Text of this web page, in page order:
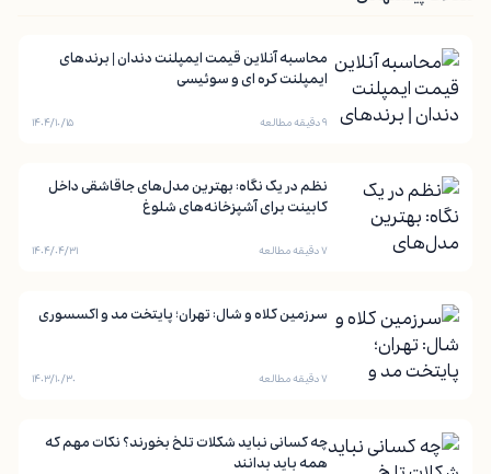
محاسبه آنلاین قیمت ایمپلنت دندان | برندهای
ایمپلنت کره ای و سوئیسی
۹ دقیقه مطالعه ۱۴۰۴/۱۰/۱۵
نظم در یک نگاه: بهترین مدل‌های جاقاشقی داخل
کابینت برای آشپزخانه‌های شلوغ
۷ دقیقه مطالعه ۱۴۰۴/۰۴/۳۱
سرزمین کلاه و شال: تهران؛ پایتخت مد و اکسسوری
۷ دقیقه مطالعه ۱۴۰۳/۱۰/۳۰
چه کسانی نباید شکلات تلخ بخورند؟ نکات مهم که
همه باید بدانند